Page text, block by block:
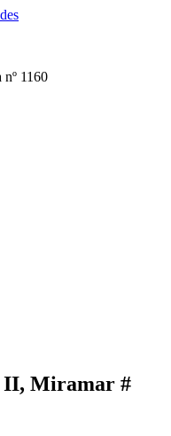
1160
II, Miramar #